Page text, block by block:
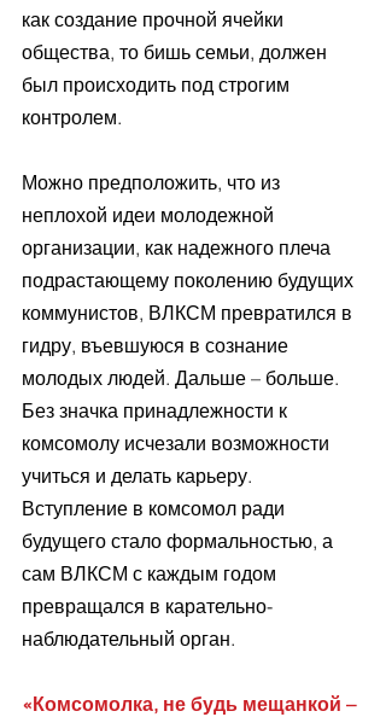
как создание прочной ячейки
общества, то бишь семьи, должен
был происходить под строгим
контролем.
Можно предположить, что из
неплохой идеи молодежной
организации, как надежного плеча
подрастающему поколению будущих
коммунистов, ВЛКСМ превратился в
гидру, въевшуюся в сознание
молодых людей. Дальше – больше.
Без значка принадлежности к
комсомолу исчезали возможности
учиться и делать карьеру.
Вступление в комсомол ради
будущего стало формальностью, а
сам ВЛКСМ с каждым годом
превращался в карательно-
наблюдательный орган.
«Комсомолка, не будь мещанкой –